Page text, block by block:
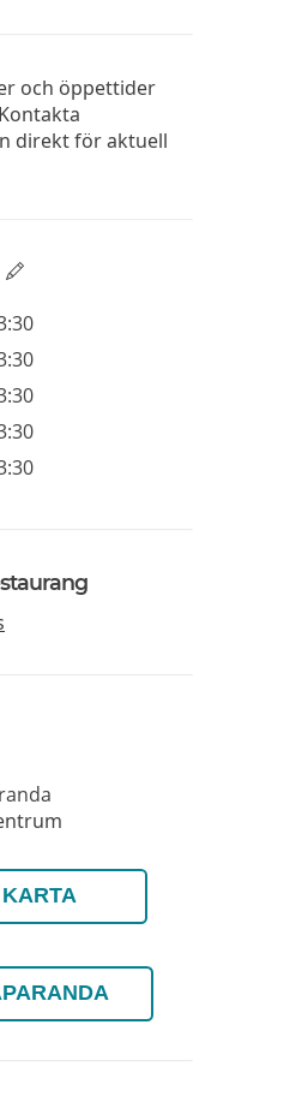
och öppettider
direkt för aktuell
KARTA